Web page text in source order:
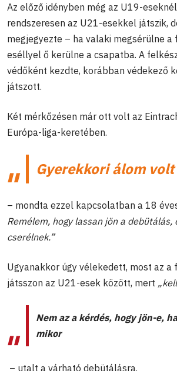
Az előző idényben még az U19-
rendszeresen az U21-esekkel játszik,
megjegyezte – ha valaki megsérülne
eséllyel ő kerülne a csapatba. A
védőként kezdte, korábban védekező
játszott.
Két mérkőzésen már ott volt az
Európa-liga-keretében.
Gyerekkori álom volt
– mondta ezzel kapcsolatban a 18
Remélem, hogy lassan jön a debütálás,
cserélnek.”
Ugyanakkor úgy vélekedett, most az a
játsszon az U21-esek között, mert
Nem az a kérdés, hogy jön-e,
mikor
– utalt a várható debütálásra.